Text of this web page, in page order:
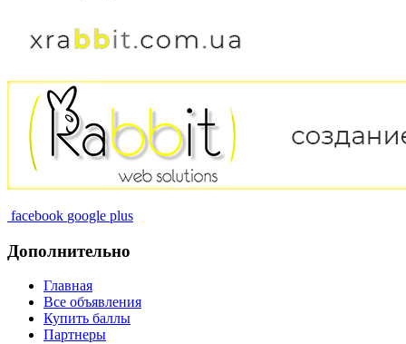
facebook google plus
Дополнительно
Главная
Все объявления
Купить баллы
Партнеры